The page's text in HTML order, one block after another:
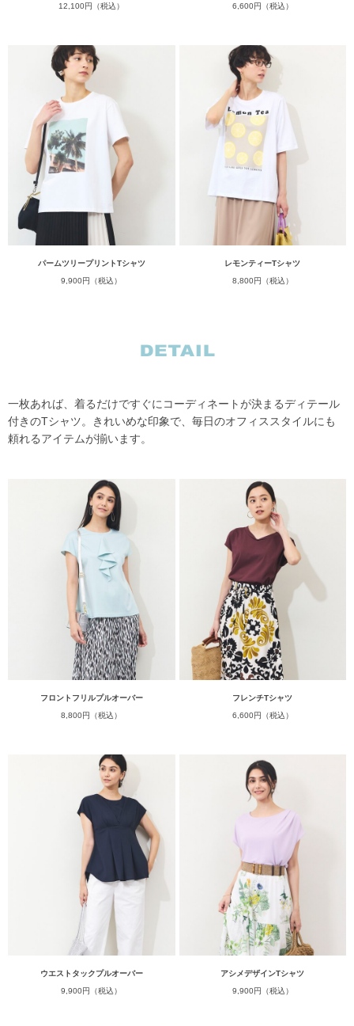
12,100円（税込）
6,600円（税込）
パームツリープリントTシャツ
9,900円（税込）
レモンティーTシャツ
8,800円（税込）
一枚あれば、着るだけですぐにコーディネートが決まるディテール
付きのTシャツ。きれいめな印象で、毎日のオフィススタイルにも
頼れるアイテムが揃います。
フロントフリルプルオーバー
8,800円（税込）
フレンチTシャツ
6,600円（税込）
ウエストタックプルオーバー
9,900円（税込）
アシメデザインTシャツ
9,900円（税込）